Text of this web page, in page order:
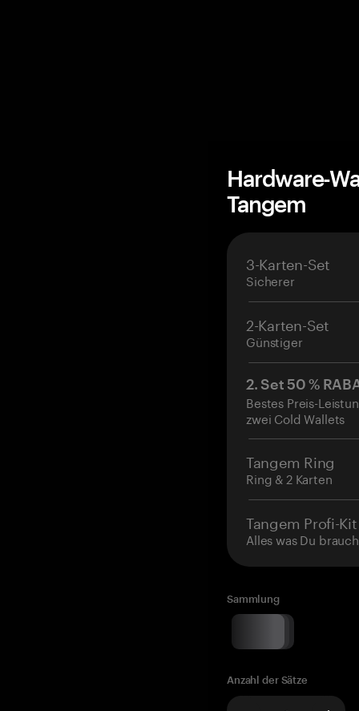
Hardware-
Tangem
3-Karten-Set
Sicherer
2-Karten-Set
Günstiger
2. Set 50 %
Bestes Preis-
zwei Cold Wallets
Tangem Ring
Ring & 2 Karten
Tangem Profi-Kit
Alles was Du
Sammlung
Anzahl der Sätze